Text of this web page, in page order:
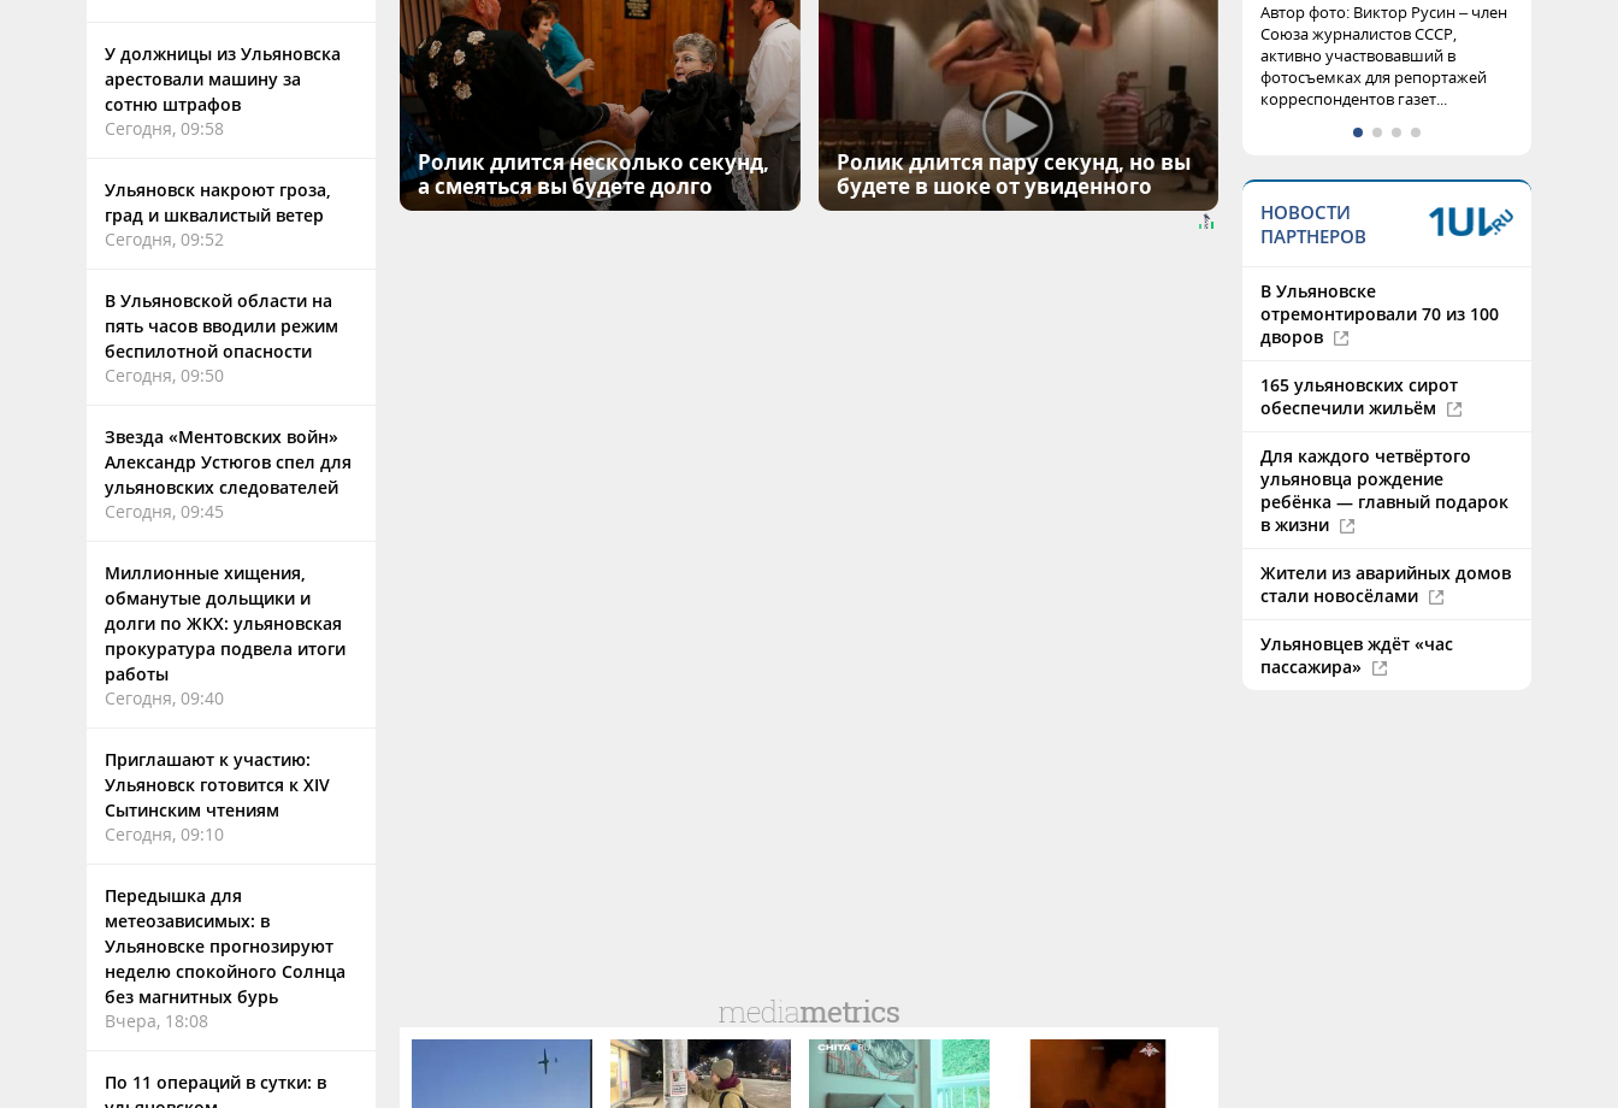
У должницы из Ульяновска
арестовали машину за
сотню штрафов
Сегодня, 09:58
Ульяновск накроют гроза,
град и шквалистый ветер
Сегодня, 09:52
В Ульяновской области на
пять часов вводили режим
беспилотной опасности
Сегодня, 09:50
Звезда «Ментовских войн»
Александр Устюгов спел для
ульяновских следователей
Сегодня, 09:45
Миллионные хищения,
обманутые дольщики и
долги по ЖКХ: ульяновская
прокуратура подвела итоги
работы
Сегодня, 09:40
Приглашают к участию:
Ульяновск готовится к XIV
Сытинским чтениям
Сегодня, 09:10
Передышка для
метеозависимых: в
Ульяновске прогнозируют
неделю спокойного Солнца
без магнитных бурь
Вчера, 18:08
По 11 операций в сутки: в
Ролик длится несколько секунд,
а смеяться вы будете долго
Ролик длится пару секунд, но вы
будете в шоке от увиденного
Автор фото: Виктор Русин – член
Союза журналистов СССР,
активно участвовавший в
фотосъемках для репортажей
корреспондентов газет...
НОВОСТИ
ПАРТНЕРОВ
В Ульяновске
отремонтировали 70 из 100
дворов
165 ульяновских сирот
обеспечили жильём
Для каждого четвёртого
ульяновца рождение
ребёнка — главный подарок
в жизни
Жители из аварийных домов
стали новосёлами
Ульяновцев ждёт «час
пассажира»